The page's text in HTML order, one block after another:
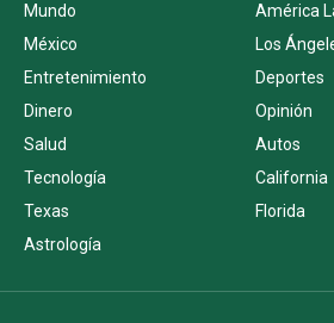
Mundo
América
México
Los
Entretenimiento
Deportes
Dinero
Opinión
Salud
Autos
Tecnología
California
Texas
Florida
Astrología